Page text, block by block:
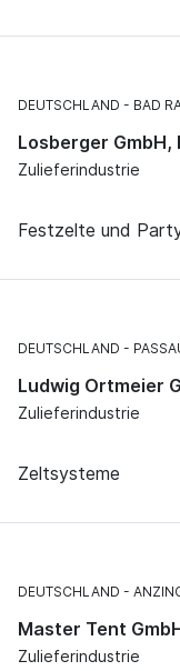
DEUTSCHLAND BAD
Losberger
Zulieferindustrie
Festzelte und
DEUTSCHLAND
Ludwig Ortmeier
Zulieferindustrie
Zeltsysteme
DEUTSCHLAND
Master Tent
Zulieferindustrie